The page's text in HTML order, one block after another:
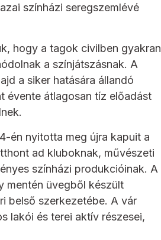
színházi seregszemlévé
hogy a tagok civilben gyakran
a színjátszásnak. A
a siker hatására állandó
évente átlagosan tíz előadást
én nyitotta meg újra kapuit a
ad kluboknak, művészeti
színházi produkcióinak. A
mentén üvegből készült
belső szerkezetébe. A vár
lakói és terei aktív részesei,